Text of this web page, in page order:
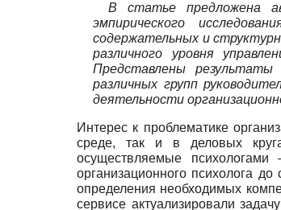
В статье предложена
эмпирического
содержательных и
различного уровня
Представлены результаты
различных групп
деятельности
Интерес к проблематике
среде, так и в деловых
осуществляемые
организационного психолога
определения необходимых
сервисе актуализировали